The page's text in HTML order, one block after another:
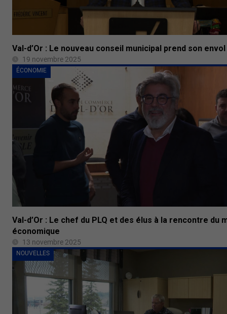
Val-d’Or : Le nouveau conseil municipal prend son envol
19 novembre 2025
ÉCONOMIE
Val-d’Or : Le chef du PLQ et des élus à la rencontre du
économique
13 novembre 2025
NOUVELLES